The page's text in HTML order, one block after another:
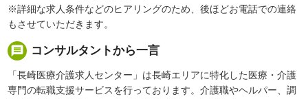
※詳細な求人条件などのヒアリングのため、後ほどお電話での連絡
もさせていただきます。
message コンサルタントから一言
「長崎医療介護求人センター」は長崎エリアに特化した医療・介護
専門の転職支援サービスを行っております。介護職やヘルパー、調